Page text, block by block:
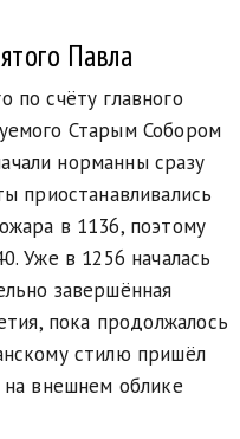
Павла
по счёту главного
Старым Собором
норманны сразу
приостанавливались
в 1136, поэтому
Уже в 1256 началась
завершённая
пока продолжалось
стилю пришёл
на внешнем облике